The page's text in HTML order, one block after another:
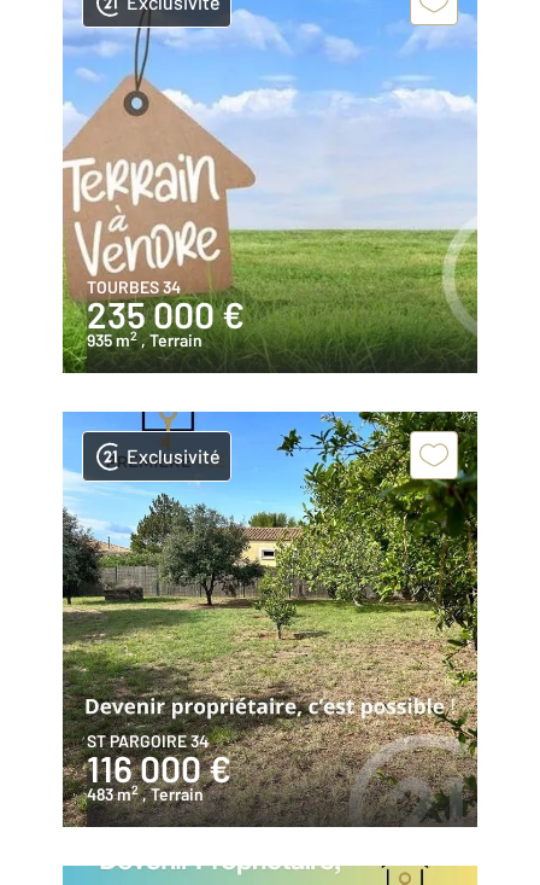
TOURBES 34
235 000 €
935 m2 , Terrain
Exclusivité
ST PARGOIRE 34
116 000 €
483 m2 , Terrain